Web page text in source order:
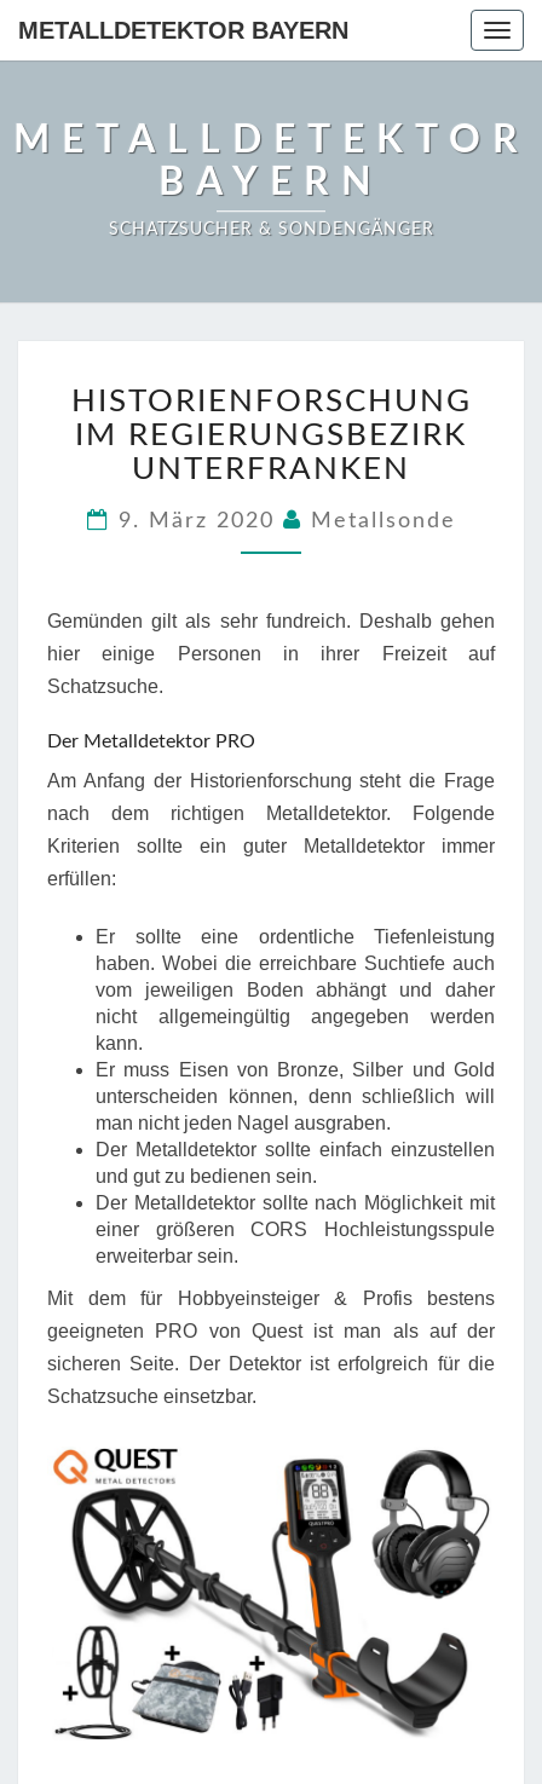
METALLDETEKTOR BAYERN
METALLDETEKTOR
BAYERN
SCHATZSUCHER & SONDENGÄNGER
IM
REGIERUNGSBEZIRK
UNTERFRANKEN
HISTORIENFORSCHUNG
IM REGIERUNGSBEZIRK
UNTERFRANKEN
9. März 2020 Metallsonde
Gemünden gilt als sehr fundreich. Deshalb gehen
hier einige Personen in ihrer Freizeit auf
Schatzsuche.
Der Metalldetektor PRO
Am Anfang der Historienforschung steht die Frage
nach dem richtigen Metalldetektor. Folgende
Kriterien sollte ein guter Metalldetektor immer
erfüllen:
Er sollte eine ordentliche Tiefenleistung
haben. Wobei die erreichbare Suchtiefe auch
vom jeweiligen Boden abhängt und daher
nicht allgemeingültig angegeben werden
kann.
Er muss Eisen von Bronze, Silber und Gold
unterscheiden können, denn schließlich will
man nicht jeden Nagel ausgraben.
Der Metalldetektor sollte einfach einzustellen
und gut zu bedienen sein.
Der Metalldetektor sollte nach Möglichkeit mit
einer größeren CORS Hochleistungsspule
erweiterbar sein.
Mit dem für Hobbyeinsteiger & Profis bestens
geeigneten PRO von Quest ist man als auf der
sicheren Seite. Der Detektor ist erfolgreich für die
Schatzsuche einsetzbar.